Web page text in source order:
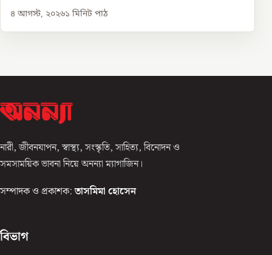
৪ আগস্ট, ২০২৬১ মিনিট পাঠ
নারী, জীবনযাপন, স্বাস্থ্য, সংস্কৃতি, সাহিত্য, বিনোদন ও
সমসাময়িক ভাবনা নিয়ে অনন্যা ম্যাগাজিন।
সম্পাদক ও প্রকাশক: তাসমিমা হোসেন
বিভাগ